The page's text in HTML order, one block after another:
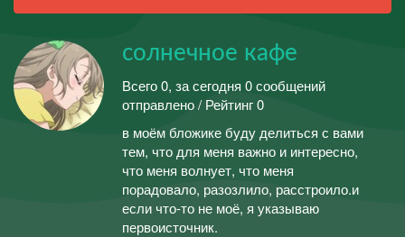
солнечное кафе
Всего 0, за сегодня 0 сообщений
отправлено / Рейтинг 0
в моём бложике буду делиться с вами
тем, что для меня важно и интересно,
что меня волнует, что меня
порадовало, разозлило, расстроило.и
если что-то не моё, я указываю
первоисточник.